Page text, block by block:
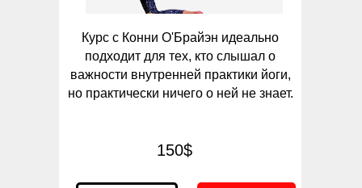
150$
Курс с Конни О'Брайэн идеально
подходит для тех, кто слышал о
важности внутренней практики йоги,
но практически ничего о ней не знает.